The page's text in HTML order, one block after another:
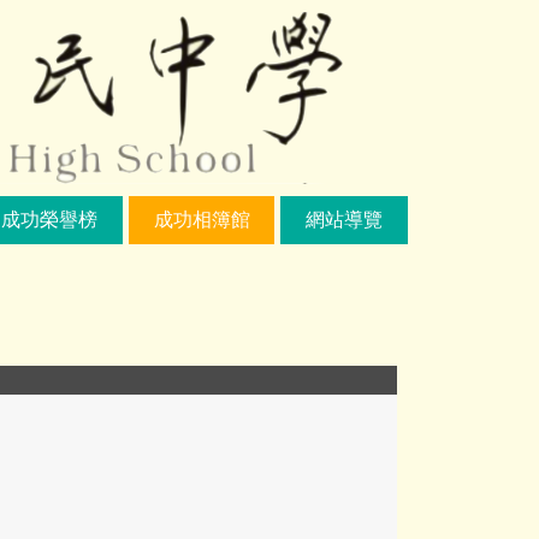
成功榮譽榜 成功相簿館 網站導覽